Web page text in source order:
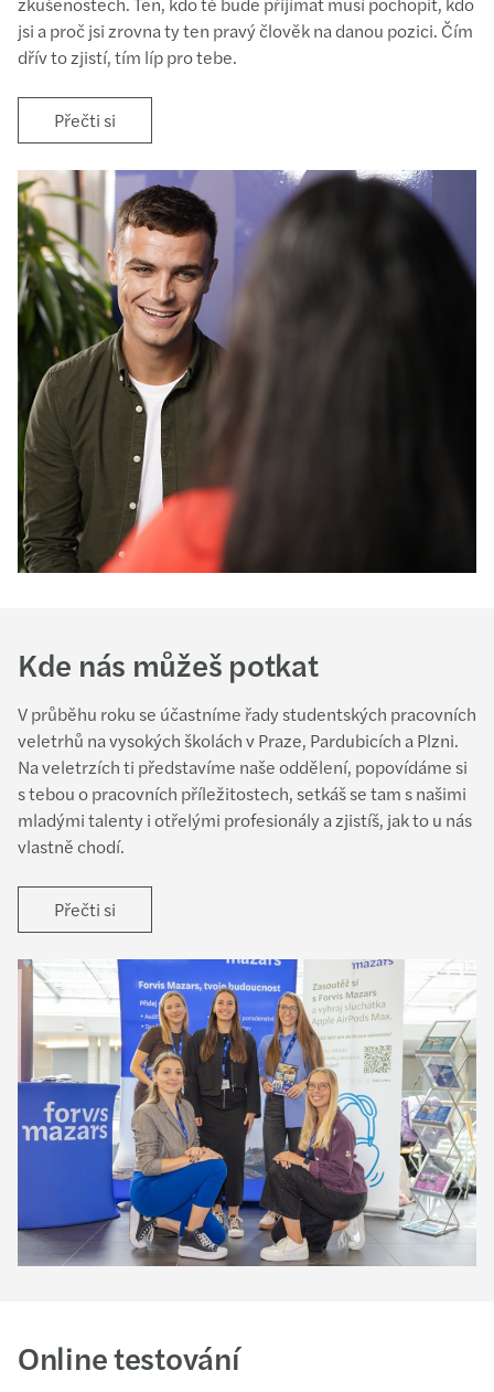
jsi a proč jsi zrovna ty ten pravý člověk na danou pozici. Čím
dřív to zjistí, tím líp pro tebe.
Přečti si
Kde nás můžeš potkat
V průběhu roku se účastníme řady studentských pracovních
veletrhů na vysokých školách v Praze, Pardubicích a Plzni.
Na veletrzích ti představíme naše oddělení, popovídáme si
s tebou o pracovních příležitostech, setkáš se tam s našimi
mladými talenty i otřelými profesionály a zjistíš, jak to u nás
vlastně chodí.
Přečti si
Online testování